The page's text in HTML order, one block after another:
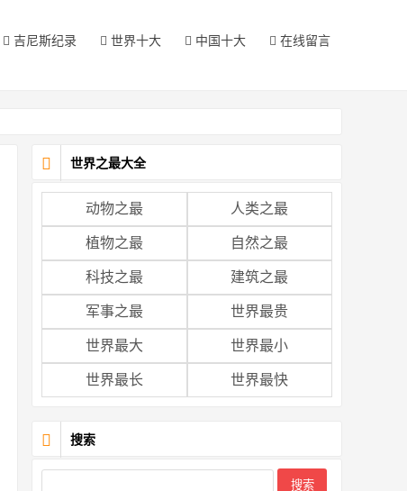
吉尼斯纪录 世界十大 中国十大 在线留言
世界之最大全
动物之最 人类之最
植物之最 自然之最
科技之最 建筑之最
军事之最 世界最贵
世界最大 世界最小
世界最长 世界最快
搜索